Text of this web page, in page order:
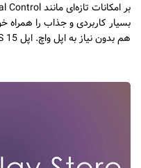
هم بدون نیاز به اپل واچ. اپل iOS 15 را در سپتامبر ۲۰۲۱ عرضه کرد. […]